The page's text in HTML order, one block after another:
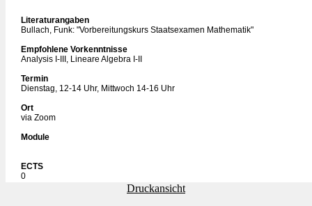
Literaturangaben
Bullach, Funk: "Vorbereitungskurs Staatsexamen Mathematik"
Empfohlene Vorkenntnisse
Analysis I-III, Lineare Algebra I-II
Termin
Dienstag, 12-14 Uhr, Mittwoch 14-16 Uhr
Ort
via Zoom
Module
ECTS
0
Druckansicht